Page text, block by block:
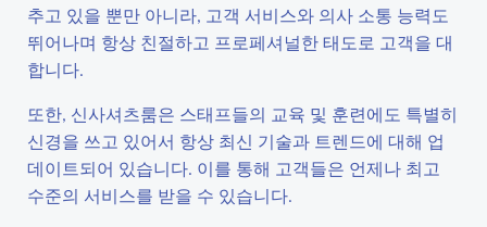
추고 있을 뿐만 아니라, 고객 서비스와 의사 소통 능력도
뛰어나며 항상 친절하고 프로페셔널한 태도로 고객을 대
합니다.
또한, 신사셔츠룸은 스태프들의 교육 및 훈련에도 특별히
신경을 쓰고 있어서 항상 최신 기술과 트렌드에 대해 업
데이트되어 있습니다. 이를 통해 고객들은 언제나 최고
수준의 서비스를 받을 수 있습니다.